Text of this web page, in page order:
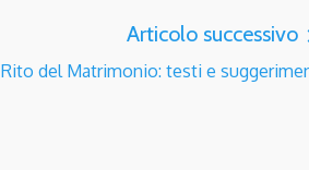
Articolo successivo
Rito del Matrimonio: testi e